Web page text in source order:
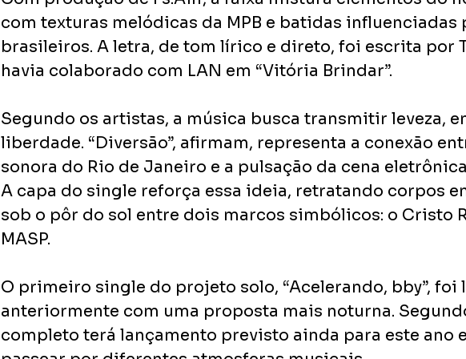
com texturas melódicas da MPB e batidas influenciadas
brasileiros. A letra, de tom lírico e direto, foi escrita por
havia colaborado com LAN em “Vitória Brindar”.
Segundo os artistas, a música busca transmitir leveza,
liberdade. “Diversão”, afirmam, representa a conexão
sonora do Rio de Janeiro e a pulsação da cena
A capa do single reforça essa ideia, retratando corpos
sob o pôr do sol entre dois marcos simbólicos: o Cristo
MASP.
O primeiro single do projeto solo, “Acelerando, bby”, foi
anteriormente com uma proposta mais noturna.
completo terá lançamento previsto ainda para este ano